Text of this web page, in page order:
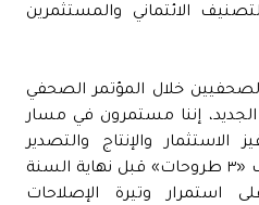
الائتماني والمستثمرين
خلال المؤتمر الصحفي
الجديد، إننا مستمرون في مسار
الاستثمار والإنتاج والتصدير
والنمو، لافتًا إلى أننا نستهدف «٣ طروحات» قبل نهاية السنة
استمرار وتيرة الإصلاحات